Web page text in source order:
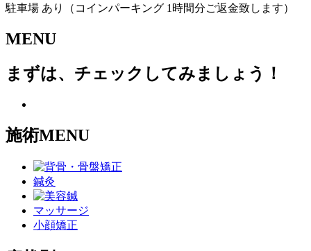
駐車場 あり（コインパーキング 1時間分ご返金致します）
MENU
まずは、チェックしてみましょう！
施術MENU
鍼灸
マッサージ
小顔矯正